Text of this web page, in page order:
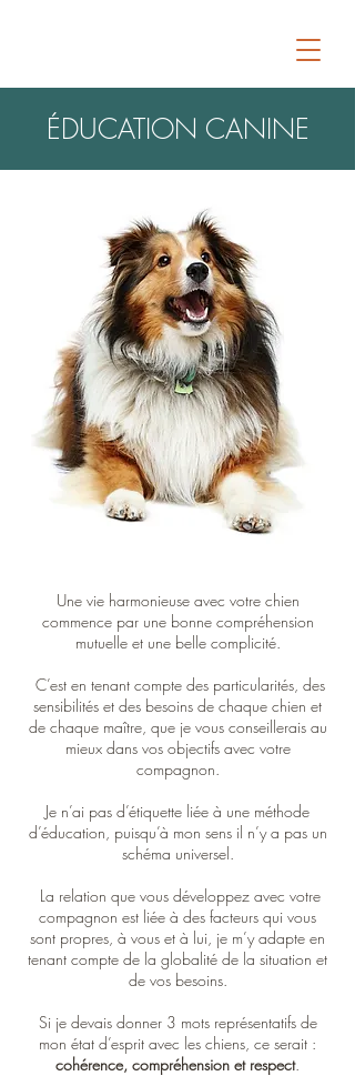
ÉDUCATION CANINE
Une vie harmonieuse avec votre chien
commence par une bonne compréhension
mutuelle et une belle complicité.
C’est en tenant compte des particularités, des
sensibilités et des besoins de chaque chien et
de chaque maître, que je vous conseillerais au
mieux dans vos objectifs avec votre
compagnon.
Je n’ai pas d’étiquette liée à une méthode
d’éducation, puisqu’à mon sens il n’y a pas un
schéma universel.
La relation que vous développez avec votre
compagnon est liée à des facteurs qui vous
sont propres, à vous et à lui, je m’y adapte en
tenant compte de la globalité de la situation et
de vos besoins.
Si je devais donner 3 mots représentatifs de
mon état d’esprit avec les chiens, ce serait :
cohérence, compréhension et respect.